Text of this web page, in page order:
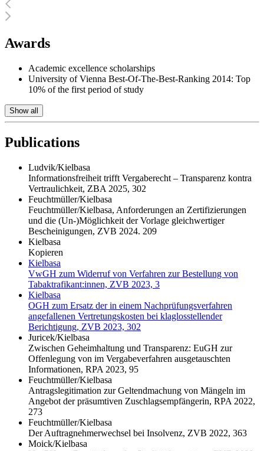
Awards
Academic excellence scholarships
University of Vienna Best-Of-The-Best-Ranking 2014: Top
10% of the first period of study
Show all
Publications
Ludvik/Kielbasa
Informationsfreiheit trifft Vergaberecht – Transparenz kontra
Vertraulichkeit, ZBA 2025, 302
Feuchtmüller/Kielbasa
Feuchtmüller/Kielbasa, Anforderungen an Zertifizierungen
und die (Un-)Möglichkeit der Vorlage gleichwertiger
Bescheinigungen, ZVB 2024. 209
Kielbasa
Kopieren
Kielbasa
VwGH zum Widerruf von Verfahren zur Bestellung von
Tabaktrafikant:innen, ZVB 2023, 3
Kielbasa
OGH zum Ersatz der in einem Nachprüfungsverfahren
angefallenen Vertretungskosten bei klaglosstellender
Berichtigung, ZVB 2023, 302
Juricek/Kielbasa
Zwischen Geheimhaltung und Transparenz: EuGH zur
Offenlegung von im Vergabeverfahren ausgetauschten
Informationen, RPA 2023, 95
Feuchtmüller/Kielbasa
Antragslegitimation zur Geltendmachung von Mängeln im
Angebot der präsumtiven Zuschlagsempfängerin, RPA 2022,
273
Feuchtmüller/Kielbasa
Der Auftragnehmerwechsel bei Insolvenz, ZVB 2022, 363
Moick/Kielbasa